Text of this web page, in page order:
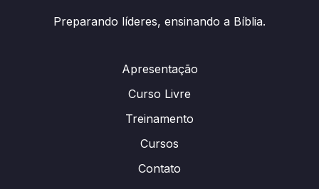
Preparando líderes, ensinando a Bíblia.
Apresentação
Curso Livre
Treinamento
Cursos
Contato